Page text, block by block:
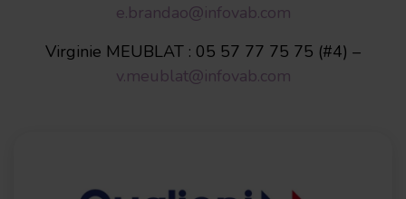
e.brandao@infovab.com
Virginie MEUBLAT : 05 57 77 75 75 (#4) –
v.meublat@infovab.com